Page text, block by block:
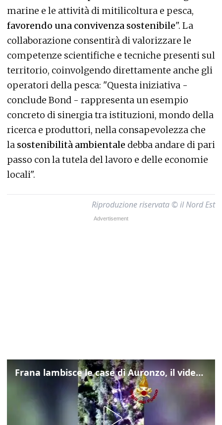
marine e le attività di mitilicoltura e pesca,
favorendo una convivenza sostenibile". La
collaborazione consentirà di valorizzare le
competenze scientifiche e tecniche presenti sul
territorio, coinvolgendo direttamente anche gli
operatori della pesca: "Questa iniziativa -
conclude Bond - rappresenta un esempio
concreto di sinergia tra istituzioni, mondo della
ricerca e produttori, nella consapevolezza che
la sostenibilità ambientale debba andare di pari
passo con la tutela del lavoro e delle economie
locali".
Riproduzione riservata © il Nord Est
Frana lambisce le case di Auronzo, il video dall'elicottero dei vigili del fuoco